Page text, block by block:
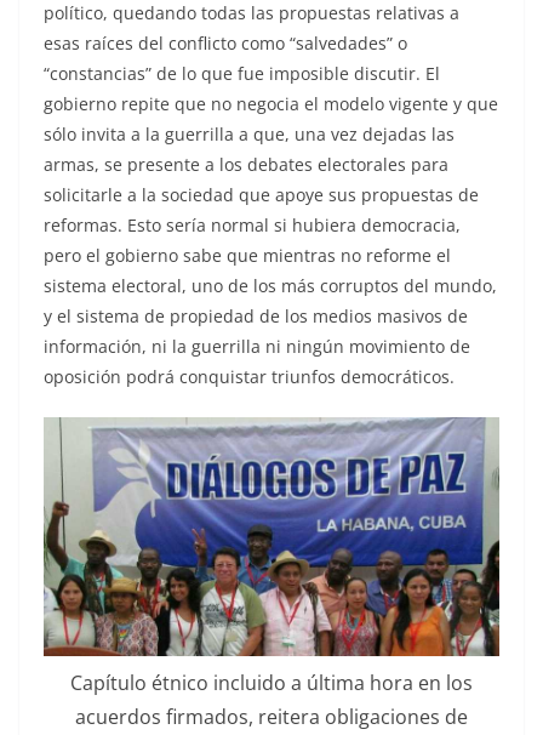
político, quedando todas las propuestas relativas a
esas raíces del conflicto como “salvedades” o
“constancias” de lo que fue imposible discutir. El
gobierno repite que no negocia el modelo vigente y que
sólo invita a la guerrilla a que, una vez dejadas las
armas, se presente a los debates electorales para
solicitarle a la sociedad que apoye sus propuestas de
reformas. Esto sería normal si hubiera democracia,
pero el gobierno sabe que mientras no reforme el
sistema electoral, uno de los más corruptos del mundo,
y el sistema de propiedad de los medios masivos de
información, ni la guerrilla ni ningún movimiento de
oposición podrá conquistar triunfos democráticos.
Capítulo étnico incluido a última hora en los
acuerdos firmados, reitera obligaciones de